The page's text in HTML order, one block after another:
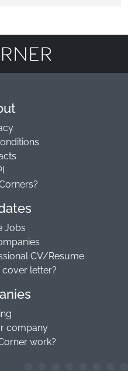
Jobs
CV/Resume
letter?
company
work?